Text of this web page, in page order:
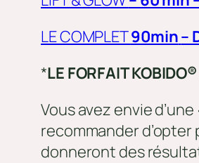
LE COMPLET90min–
*LE FORFAIT KOBIDO®
Vous avez envie
recommander
donneront des